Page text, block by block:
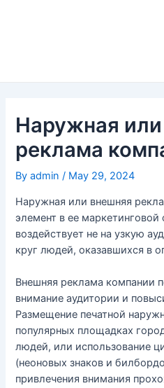
Наружная
реклама
Byadmin/ May 29, 2024
Наружная или внешняя
элемент в ее маркетинговой
воздействует не на узкую
круг людей, оказавшихся в
Внешняя реклама компании
внимание аудитории и
Размещение печатной
популярных площадках
людей, или использование
(неоновых знаков и
привлечения внимания